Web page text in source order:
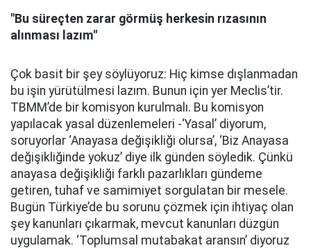
"Bu süreçten zarar görmüş herkesin rızasının
alınması lazım''
Çok basit bir şey söylüyoruz: Hiç kimse dışlanmadan
bu işin yürütülmesi lazım. Bunun için yer Meclis’tir.
TBMM’de bir komisyon kurulmalı. Bu komisyon
yapılacak yasal düzenlemeleri -‘Yasal’ diyorum,
soruyorlar ‘Anayasa değişikliği olursa’, ‘Biz Anayasa
değişikliğinde yokuz’ diye ilk günden söyledik. Çünkü
anayasa değişikliği farklı pazarlıkları gündeme
getiren, tuhaf ve samimiyet sorgulatan bir mesele.
Bugün Türkiye’de bu sorunu çözmek için ihtiyaç olan
şey kanunları çıkarmak, mevcut kanunları düzgün
uygulamak. ‘Toplumsal mutabakat aransın’ diyoruz